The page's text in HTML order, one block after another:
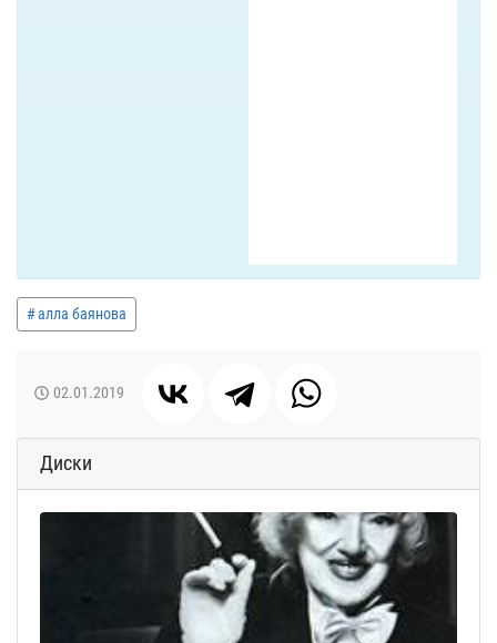
алла баянова
02.01.2019
Диски